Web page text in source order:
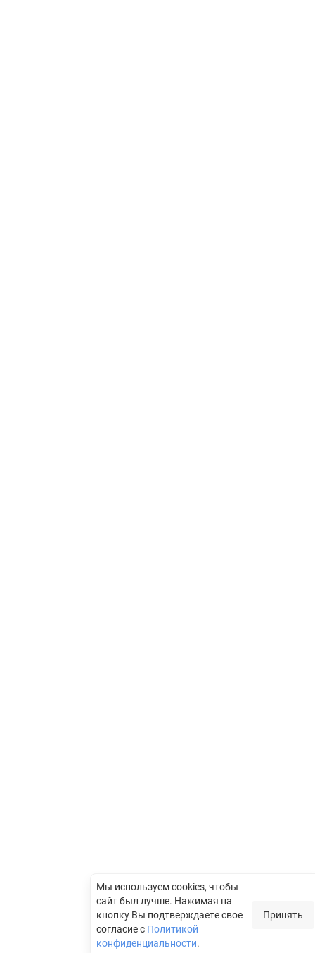
Мы используем cookies, чтобы
сайт был лучше. Нажимая на
кнопку Вы подтверждаете свое
согласие с Политикой
конфиденциальности.
Принять